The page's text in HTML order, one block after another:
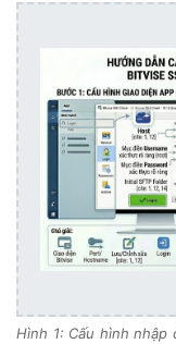
Hình 1: Cấu hình